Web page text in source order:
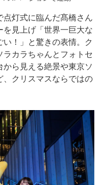
灯式に臨んだ髙橋さん
を見上げ「世界一巨大な
！」と驚きの表情。ク
ラカラちゃんとフォトセ
から見える絶景や東京ソ
、クリスマスならではの